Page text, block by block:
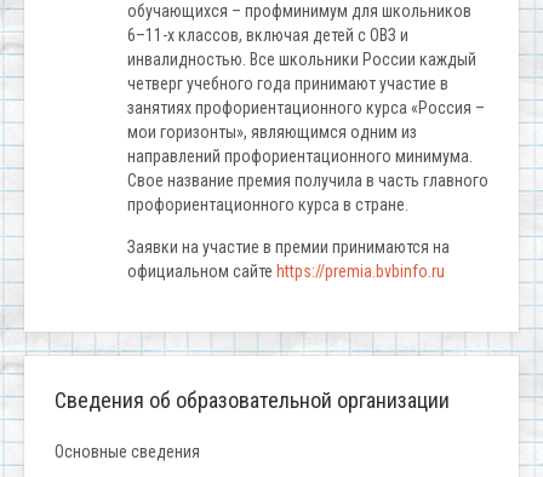
обучающихся – профминимум для школьников
6–11-х классов, включая детей с ОВЗ и
инвалидностью. Все школьники России каждый
четверг учебного года принимают участие в
занятиях профориентационного курса «Россия –
мои горизонты», являющимся одним из
направлений профориентационного минимума.
Свое название премия получила в часть главного
профориентационного курса в стране.
Заявки на участие в премии принимаются на
официальном сайте https://premia.bvbinfo.ru
Сведения об образовательной организации
Основные сведения